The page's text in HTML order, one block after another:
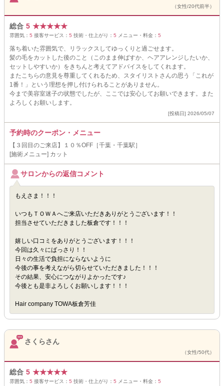
（女性/20代前半）
総合 5 ★★★★★
雰囲気： 5 接客サービス： 5 技術・仕上がり： 5 メニュー・料金： 5
落ち着いた雰囲気で、リラックスしてゆっくりと過ごせます。
髪の毛をカットした後のこと（このまま伸ばすか、ヘアアレンジしたいか、
セットしやすいか）をきちんと考えてアドバイスをしてくれます。
またこちらの意見を尊重してくれるため、スタイリストさんの思う「これが
1番！」という理想を押し付けられることがありません。
今まで美容室迷子の状態でしたが、ここでは安心してお願いできます。また
よろしくお願いします。
[投稿日] 2026/05/07
予約時のクーポン・メニュー
【３回目のご来店】１０％OFF［千葉・千葉駅］
[施術メニュー] カット
サロンからの返信コメント
もえさま！！！
いつもＴＯＷＡへご来店いただきありがとうございます！！
担当させていただきました板倉です！！！
嬉しい口コミをありがとうございます！！！
今回は久々にばっさり！！
日々の生活で負担にならないように
今後の事を考えながら切らせていただきました！！！
その結果、安心につながりよかったです♪
今後とも是非よろしくお願いします！！！
Hair company TOWA板倉芳佳
さくらさん
（女性/50代）
総合 5 ★★★★★
雰囲気： 5 接客サービス： 5 技術・仕上がり： 5 メニュー・料金： 5